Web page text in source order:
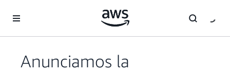
Anunciamos la